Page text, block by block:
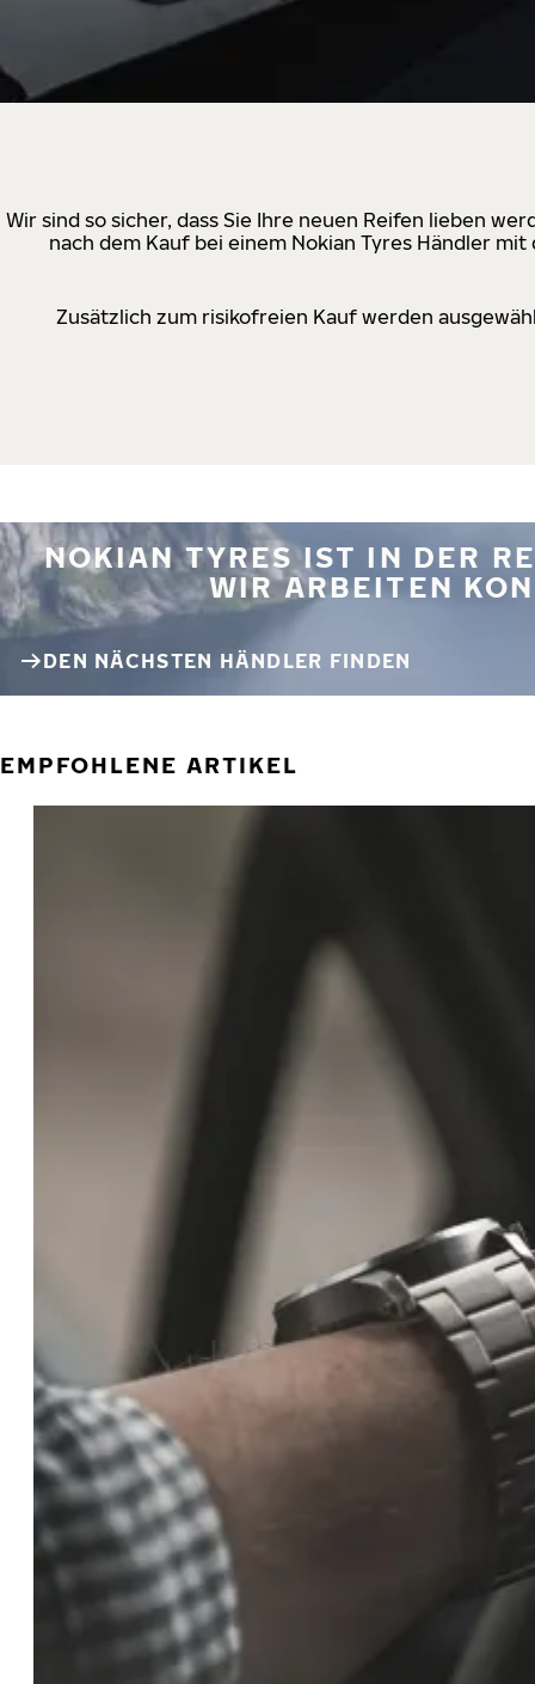
Wir sind so sicher, dass Sie Ihre neuen Reifen lieben
nach dem Kauf bei einem Nokian Tyres Händler
Zusätzlich zum risikofreien Kauf werden
NOKIAN TYRES IST IN DER
WIR ARBEITEN
DEN NÄCHSTEN HÄNDLER FINDEN
EMPFOHLENE ARTIKEL